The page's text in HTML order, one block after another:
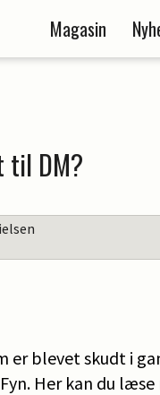
Magasin
til DM?
er blevet skudt i
Her kan du